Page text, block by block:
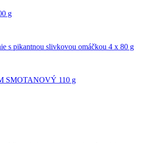
g
s pikantnou slivkovou omáčkou 4 x 80 g
SMOTANOVÝ 110 g